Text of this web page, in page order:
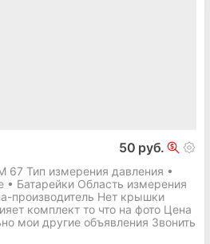
50 руб.
67 Тип измерения давления •
• Батарейки Область измерения
производитель Нет крышки
комплект то что на фото Цена
мои другие объявления Звонить